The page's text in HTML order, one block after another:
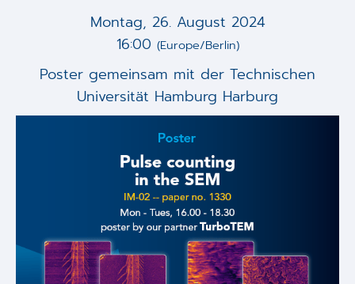
Montag, 26. August 2024
16:00 (Europe/Berlin)
Poster gemeinsam mit der Technischen
Universität Hamburg Harburg